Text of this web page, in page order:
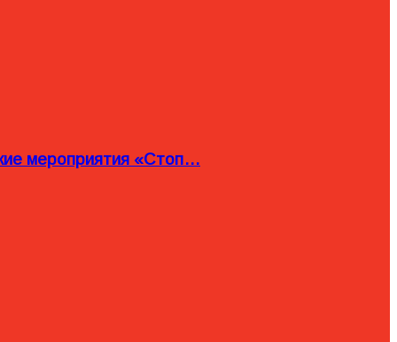
мероприятия «Стоп…